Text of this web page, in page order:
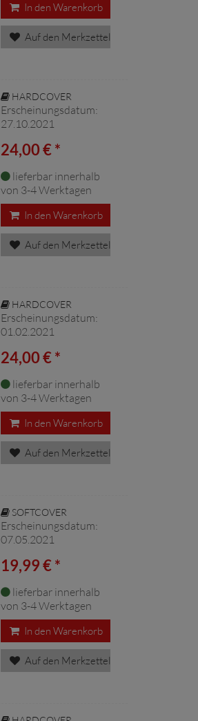
In den Warenkorb
Auf den Merkzettel
HARDCOVER
Erscheinungsdatum:
27.10.2021
24,00 € *
lieferbar innerhalb
von 3-4 Werktagen
In den Warenkorb
Auf den Merkzettel
HARDCOVER
Erscheinungsdatum:
01.02.2021
24,00 € *
lieferbar innerhalb
von 3-4 Werktagen
In den Warenkorb
Auf den Merkzettel
SOFTCOVER
Erscheinungsdatum:
07.05.2021
19,99 € *
lieferbar innerhalb
von 3-4 Werktagen
In den Warenkorb
Auf den Merkzettel